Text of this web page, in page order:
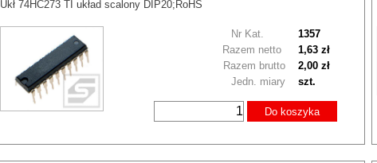
Ukł 74HC273 TI układ scalony DIP20;RoHS
Nr Kat. 1357
Razem brutto 2,00 zł
Razem netto 1,63 zł
Jedn. miary szt.
Do koszyka